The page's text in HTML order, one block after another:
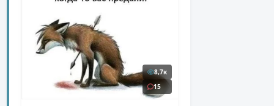
8,7к
15